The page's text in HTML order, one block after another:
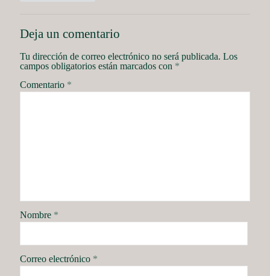
Deja un comentario
Tu dirección de correo electrónico no será publicada. Los
campos obligatorios están marcados con *
Comentario *
Nombre *
Correo electrónico *